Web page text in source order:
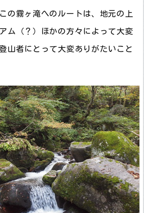
の霧ヶ滝へのルートは、地元の上
ム（？）ほかの方々によって大変
山者にとって大変ありがたいこと